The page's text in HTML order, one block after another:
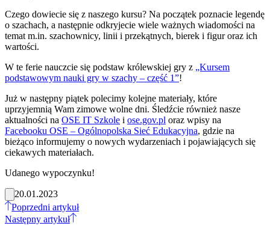
Czego dowiecie się z naszego kursu? Na początek poznacie legendę
o szachach, a następnie odkryjecie wiele ważnych wiadomości na
temat m.in. szachownicy, linii i przekątnych, bierek i figur oraz ich
wartości.
W te ferie nauczcie się podstaw królewskiej gry z „Kursem
podstawowym nauki gry w szachy – część 1”!
Już w następny piątek polecimy kolejne materiały, które
uprzyjemnią Wam zimowe wolne dni. Śledźcie również nasze
aktualności na OSE IT Szkole i ose.gov.pl oraz wpisy na
Facebooku OSE – Ogólnopolska Sieć Edukacyjna, gdzie na
bieżąco informujemy o nowych wydarzeniach i pojawiających się
ciekawych materiałach.
Udanego wypoczynku!
20.01.2023
Poprzedni artykuł
Następny artykuł